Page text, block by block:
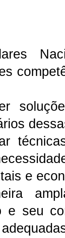
e
e seu